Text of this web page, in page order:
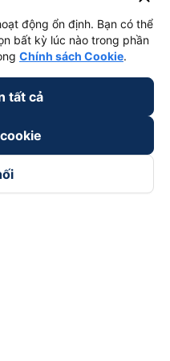
động ổn định. Bạn có thể
bất kỳ lúc nào trong phần
Chính sách Cookie.
tất cả